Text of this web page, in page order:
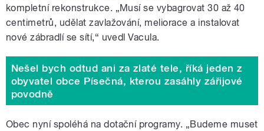
kompletní rekonstrukce. „Musí se vybagrovat 30 až 40
centimetrů, udělat zavlažování, meliorace a instalovat
nové zábradlí se sítí,“ uvedl Vacula.
Nešel bych odtud ani za zlaté tele, říká jeden z
obyvatel obce Písečná, kterou zasáhly zářijové
povodně
Obec nyní spoléhá na dotační programy. „Budeme muset